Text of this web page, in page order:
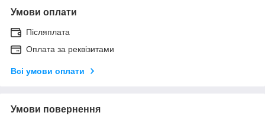
Умови оплати
Післяплата
Оплата за реквізитами
Всі умови оплати
Умови повернення